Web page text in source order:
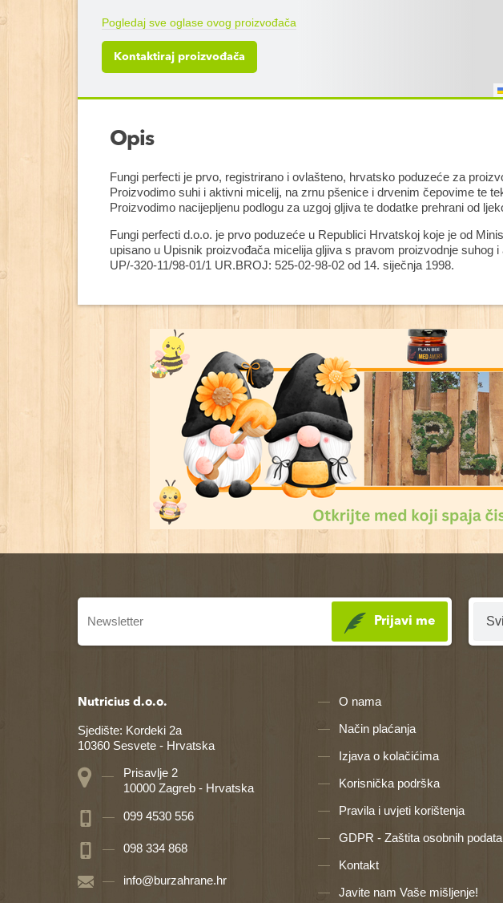
Pogledaj sve oglase ovog proizvođača
Kontaktiraj proizvođača
Opis
Fungi perfecti je prvo, registrirano i ovlašteno, hrvatsko poduzeće za
Proizvodimo suhi i aktivni micelij, na zrnu pšenice i drvenim čepovime te
Proizvodimo nacijepljenu podlogu za uzgoj gljiva te dodatke prehrani od
Fungi perfecti d.o.o. je prvo poduzeće u Republici Hrvatskoj koje je od
upisano u Upisnik proizvođača micelija gljiva s pravom proizvodnje suhog
UP/-320-11/98-01/1 UR.BROJ: 525-02-98-02 od 14. siječnja 1998.
Prijavi me
Nutricius d.o.o.
Sjedište: Kordeki 2a
10360 Sesvete - Hrvatska
Prisavlje 2
10000 Zagreb - Hrvatska
099 4530 556
098 334 868
info@burzahrane.hr
O nama
Način plaćanja
Izjava o kolačićima
Korisnička podrška
Pravila i uvjeti korištenja
GDPR - Zaštita osobnih
Kontakt
Javite nam Vaše mišljenje!